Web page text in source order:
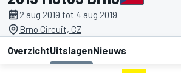
2 aug 2019 tot 4 aug 2019
Brno Circuit, CZ
OverzichtUitslagenNieuws